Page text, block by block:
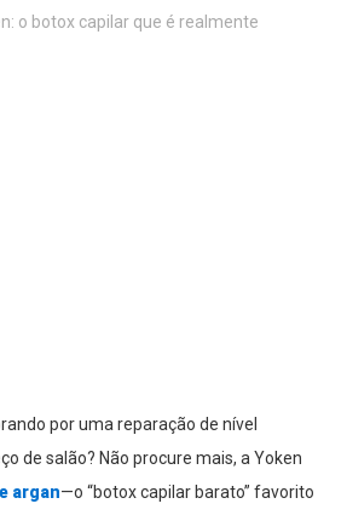
por uma reparação de nível
de salão? Não procure mais, a Yoken
argan—o “botox capilar barato” favorito